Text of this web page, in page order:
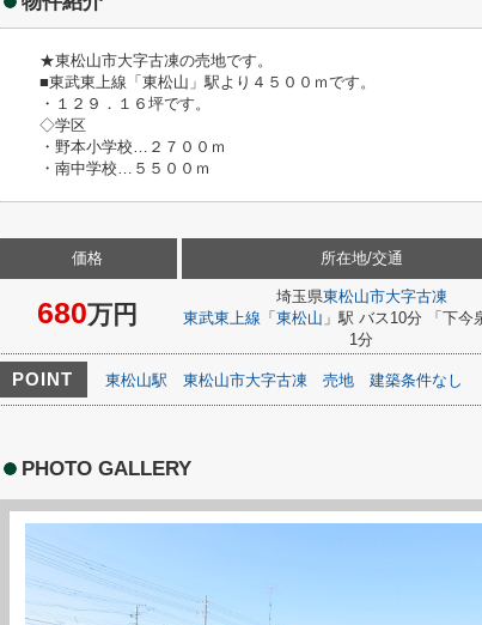
★東松山市大字古凍の売地です。
■東武東上線「東松山」駅より４５００ｍです。
・１２９．１６坪です。
◇学区
・野本小学校…２７００ｍ
・南中学校…５５００ｍ
価格
680万円
所在地/交通
埼玉県東松山市大字古凍
東武東上線 「 東松山 」駅 バス10分 「下今
1分
POINT 東松山駅 東松山市大字古凍 売地 建築条件なし
PHOTO GALLERY